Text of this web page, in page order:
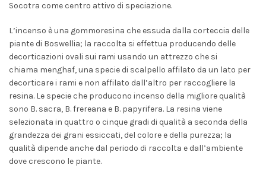
Socotra come centro attivo di speciazione.
L’incenso è una gommoresina che essuda dalla corteccia delle
piante di Boswellia; la raccolta si effettua producendo delle
decorticazioni ovali sui rami usando un attrezzo che si
chiama menghaf, una specie di scalpello affilato da un lato per
decorticare i rami e non affilato dall’altro per raccogliere la
resina. Le specie che producono incenso della migliore qualità
sono B. sacra, B. frereana e B. papyrifera. La resina viene
selezionata in quattro o cinque gradi di qualità a seconda della
grandezza dei grani essiccati, del colore e della purezza; la
qualità dipende anche dal periodo di raccolta e dall’ambiente
dove crescono le piante.